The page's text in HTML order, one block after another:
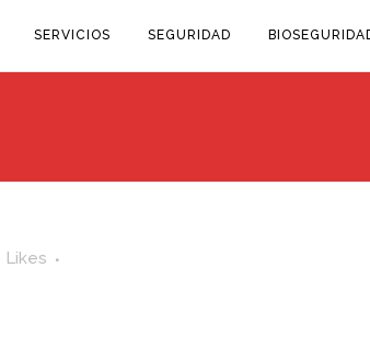
SERVICIOS SEGURIDAD
Likes